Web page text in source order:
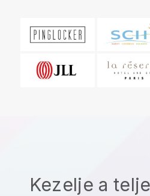
Kezelje a